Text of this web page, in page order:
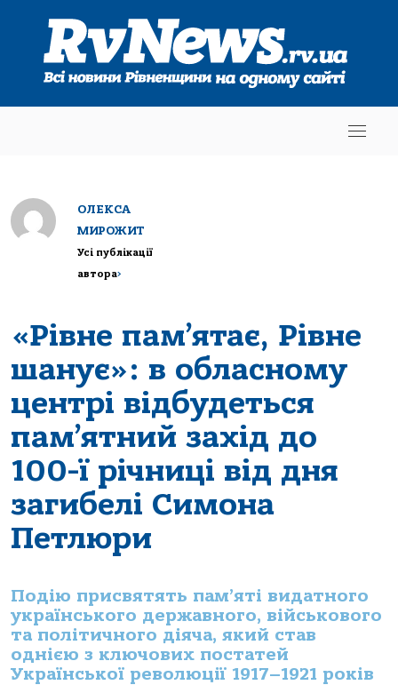
ОЛЕКСА
МИРОЖИТ
Усі публікації
автора>
«Рівне пам’ятає, Рівне
шанує»: в обласному
центрі відбудеться
пам’ятний захід до
100-ї річниці від дня
загибелі Симона
Петлюри
Подію присвятять пам’яті видатного
українського державного, військового
та політичного діяча, який став
однією з ключових постатей
Української революції 1917–1921 років